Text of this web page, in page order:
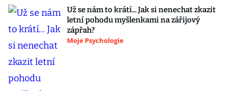
Už se nám to krátí... Jak si nenechat zkazit
letní pohodu myšlenkami na zářijový
zápřah?
Moje Psychologie